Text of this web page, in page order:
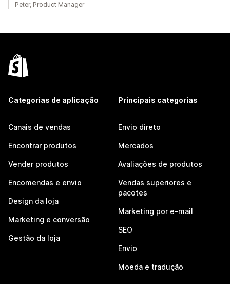
Peter, Product Manager
Categorias de aplicação
Canais de vendas
Encontrar produtos
Vender produtos
Encomendas e envio
Design da loja
Marketing e conversão
Gestão da loja
Principais categorias
Envio direto
Mercados
Avaliações de produtos
Vendas superiores e
pacotes
Marketing por e-mail
SEO
Envio
Moeda e tradução